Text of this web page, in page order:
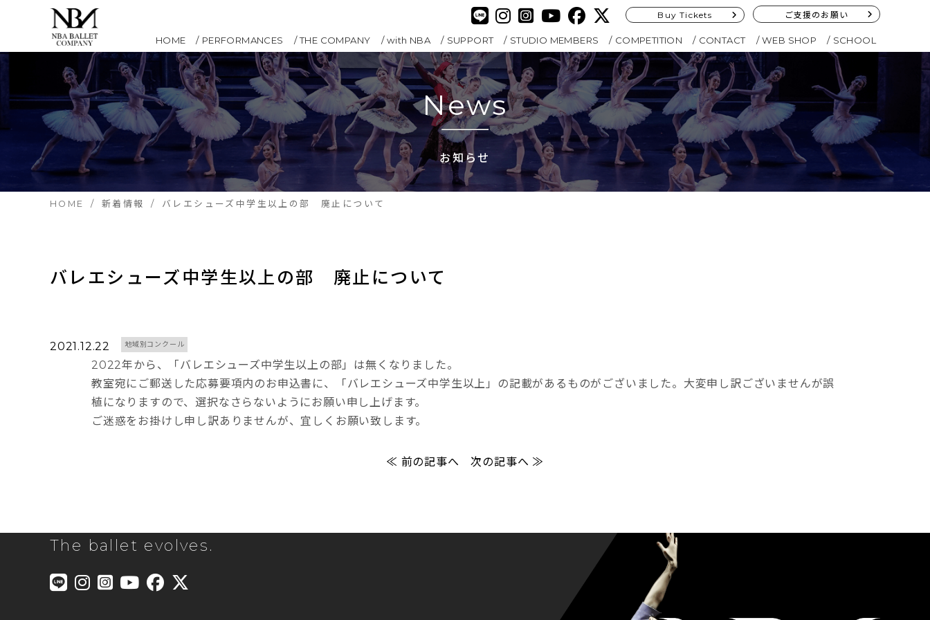
Buy Tickets ご支援のお願い
HOME PERFORMANCES THE COMPANY with NBA SUPPORT STUDIO MEMBERS COMPETITION CONTACT WEB SHOP SCHOOL
News
お知らせ
HOME 新着情報 バレエシューズ中学生以上の部 廃止について
バレエシューズ中学生以上の部　廃止について
2021.12.22 地域別コンクール
2022年から、「バレエシューズ中学生以上の部」は無くなりました。
教室宛にご郵送した応募要項内のお申込書に、「バレエシューズ中学生以上」の記載があるものがございました。大変申し訳ございませんが誤
植になりますので、選択なさらないようにお願い申し上げます。
ご迷惑をお掛けし申し訳ありませんが、宜しくお願い致します。
≪ 前の記事へ 次の記事へ ≫
The ballet evolves.